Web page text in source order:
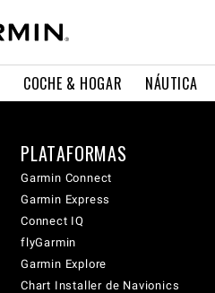
COCHE & HOGAR NÁUTICA
PLATAFORMAS
Garmin Connect
Garmin Express
Connect IQ
flyGarmin
Garmin Explore
Chart Installer de Navionics